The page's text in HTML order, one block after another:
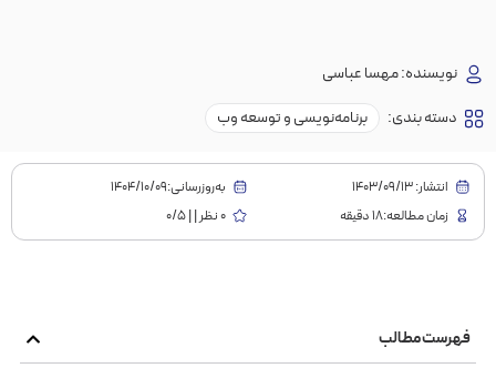
نویسنده:مهسا عباسی
دسته بندی:
برنامه‌نویسی و توسعه وب
انتشار:1403/09/13
به‌روز‌رسانی:۱۴۰۴/۱۰/۰۹
زمان مطالعه:18 دقیقه
0 نظر | | 0/5
فهرست مطالب